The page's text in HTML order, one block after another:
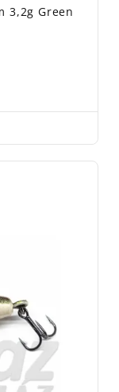
3,2g Green